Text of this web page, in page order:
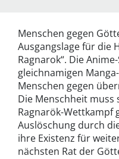
Menschen gegen
Ausgangslage für die
Ragnarok“. Die
gleichnamigen
Menschen gegen
Die Menschheit muss
Ragnarök-Wettkampf
Auslöschung durch
ihre Existenz für
nächsten Rat der